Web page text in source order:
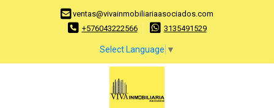
ventas@vivainmobiliariaasociados.com
+576043222566
3135491529
Select Language ▼